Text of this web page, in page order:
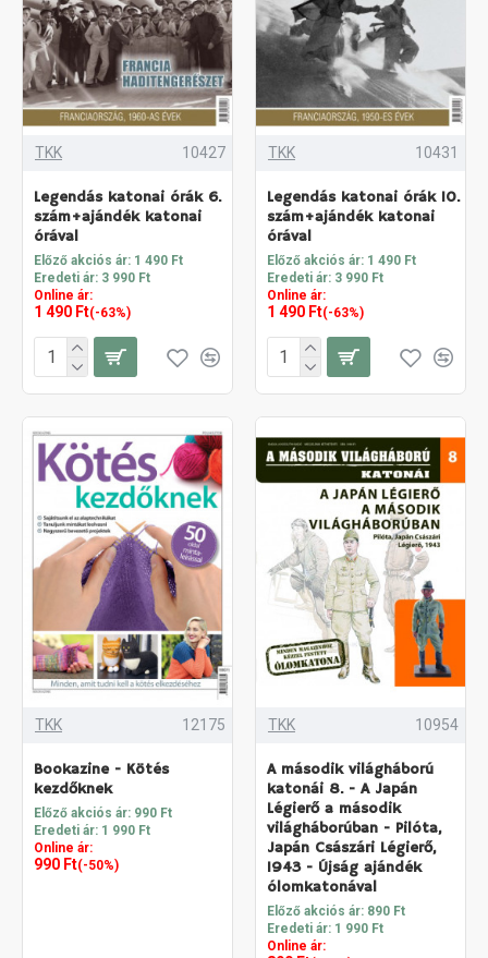
TKK 10427
Legendás katonai órák 6.
szám+ajándék katonai
órával
Előző akciós ár: 1 490 Ft
Eredeti ár: 3 990 Ft
Online ár:
1 490 Ft(-63%)
TKK 10431
Legendás katonai órák 10.
szám+ajándék katonai
órával
Előző akciós ár: 1 490 Ft
Eredeti ár: 3 990 Ft
Online ár:
1 490 Ft(-63%)
TKK 12175
Bookazine - Kötés
kezdőknek
Előző akciós ár: 990 Ft
Eredeti ár: 1 990 Ft
Online ár:
990 Ft(-50%)
TKK 10954
A második világháború
katonái 8. - A Japán
Légierő a második
világháborúban - Pilóta,
Japán Császári Légierő,
1943 - Újság ajándék
ólomkatonával
Előző akciós ár: 890 Ft
Eredeti ár: 1 990 Ft
Online ár: